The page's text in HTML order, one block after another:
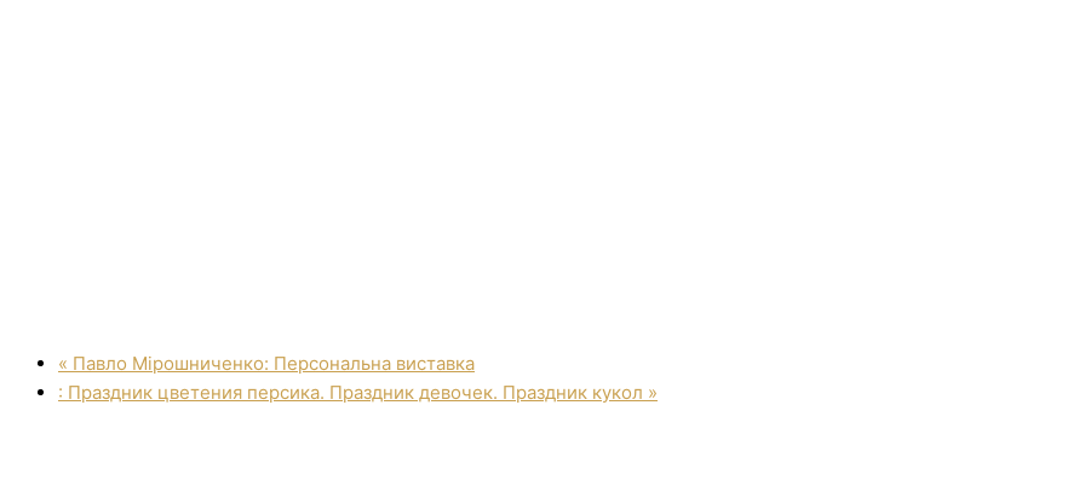
« Павло Мірошниченко: Персональна виставка
: Праздник цветения персика. Праздник девочек. Праздник кукол »